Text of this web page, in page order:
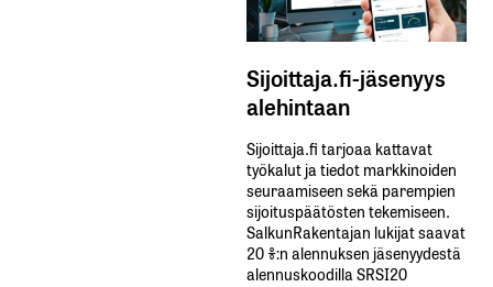
Sijoittaja.fi-jäsenyys
alehintaan
Sijoittaja.fi tarjoaa kattavat
työkalut ja tiedot markkinoiden
seuraamiseen sekä parempien
sijoituspäätösten tekemiseen.
SalkunRakentajan lukijat saavat
20 %:n alennuksen jäsenyydestä
alennuskoodilla SRSI20